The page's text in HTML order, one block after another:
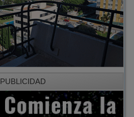
PUBLICIDAD